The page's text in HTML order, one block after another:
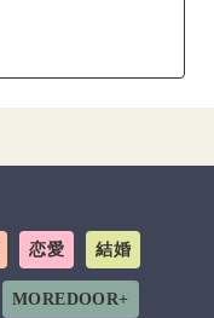
恋愛 結婚
MOREDOOR+